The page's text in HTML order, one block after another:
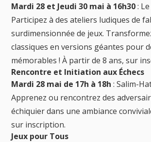
Mardi 28 et Jeudi 30 mai à 16h30:
Participez à des ateliers ludiques de
surdimensionnée de jeux.
classiques en versions géantes pour
mémorables ! À partir de 8 ans, sur
Rencontre et Initiation aux Échecs
Mardi 28 mai de 17h à 18h : Salim-
Apprenez ou rencontrez des
échiquier dans une ambiance
sur inscription.
Jeux pour Tous